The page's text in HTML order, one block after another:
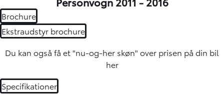
Brochure
Ekstraudstyr brochure
Du kan også få et "nu-og-her skøn" over prisen på din bil
her
Specifikationer